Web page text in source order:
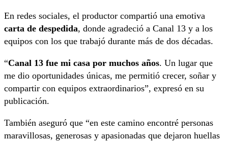
En redes sociales, el productor compartió una emotiva
carta de despedida, donde agradeció a Canal 13 y a los
equipos con los que trabajó durante más de dos décadas.
“Canal 13 fue mi casa por muchos años. Un lugar que
me dio oportunidades únicas, me permitió crecer, soñar y
compartir con equipos extraordinarios”, expresó en su
publicación.
También aseguró que “en este camino encontré personas
maravillosas, generosas y apasionadas que dejaron huellas